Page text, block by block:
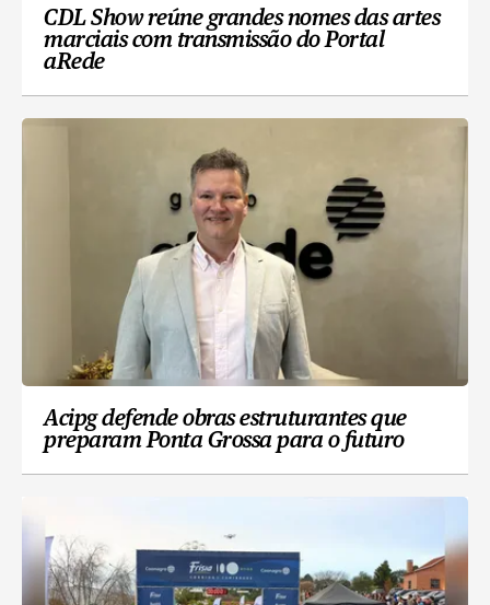
CDL Show reúne grandes nomes das artes
marciais com transmissão do Portal
aRede
Acipg defende obras estruturantes que
preparam Ponta Grossa para o futuro